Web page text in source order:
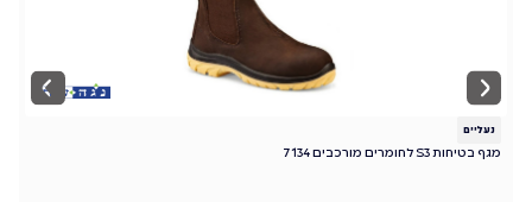
נעליים
מגף בטיחות S3 לחומרים מורכבים 7134